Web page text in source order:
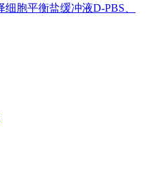
细胞平衡盐缓冲液D-PBS、